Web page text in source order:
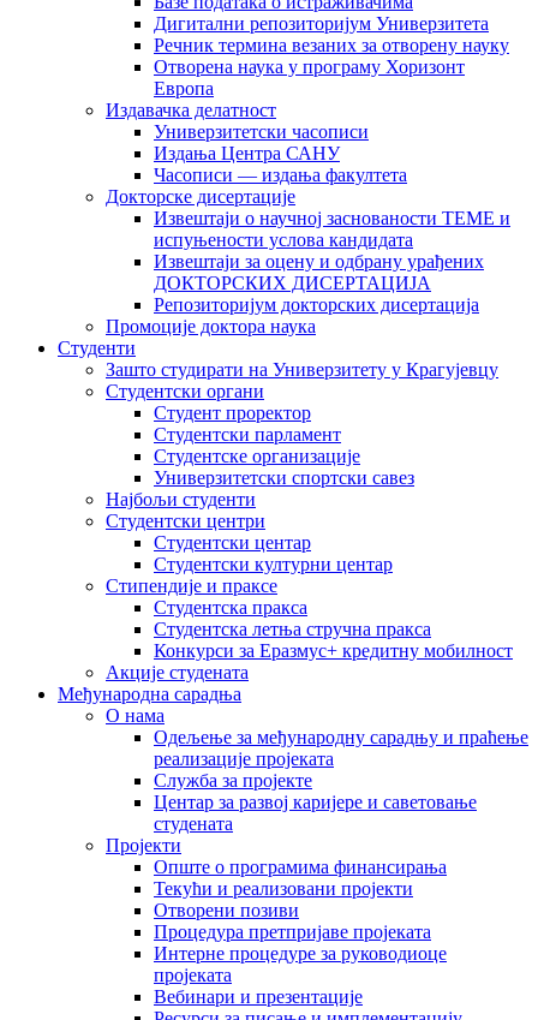
Дигитални репозиторијум Универзитета
Рeчник термина везаних за отворену науку
Отворена наука у програму Хоризонт
Европа
Издавачка делатност
Универзитетски часописи
Издања Центра САНУ
Часописи — издања факултета
Докторске дисертације
Извештаји о научној заснованости ТЕМЕ и
испуњености услова кандидата
Извештаји за оцену и одбрану урађених
ДОКТОРСКИХ ДИСЕРТАЦИЈА
Репозиторијум докторских дисертација
Промоције доктора наука
Студенти
Зашто студирати на Универзитету у Крагујевцу
Студентски органи
Студент проректор
Студентски парламент
Студентске организације
Универзитетски спортски савез
Најбољи студенти
Студентски центри
Студентски центар
Студентски културни центар
Стипендије и праксе
Студентска пракса
Студентска летња стручна пракса
Конкурси за Еразмус+ кредитну мобилност
Акције студената
Међународна сарадња
О нама
Одељење за међународну сарадњу и праћење
реализације пројеката
Служба за пројекте
Центар за развој каријере и саветовање
студената
Пројекти
Опште о програмима финансирања
Текући и реализовани пројекти
Отворени позиви
Процедура претпријаве пројеката
Интерне процедуре за руководиоце
пројеката
Вебинари и презентације